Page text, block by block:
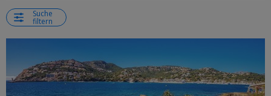
Suche
filtern